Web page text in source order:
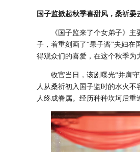
国子监掀起秋季喜甜风，桑祈晏
《 国子监来了个女弟子》 主
子，着重刻画了“果子酱”夫妇在
得观众们的喜爱，在这个秋季为
收官当日，该剧曝光“并肩
人从桑祈初入国子监时的水火
人终成眷属。经历种种坎坷后重